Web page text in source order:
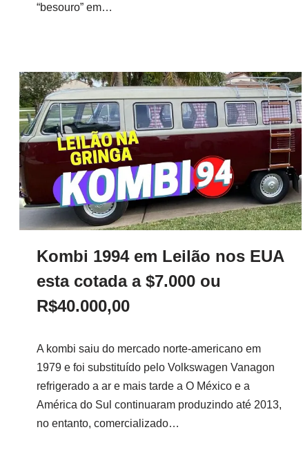
“besouro” em…
Kombi 1994 em Leilão nos EUA
esta cotada a $7.000 ou
R$40.000,00
A kombi saiu do mercado norte-americano em
1979 e foi substituído pelo Volkswagen Vanagon
refrigerado a ar e mais tarde a O México e a
América do Sul continuaram produzindo até 2013,
no entanto, comercializado…